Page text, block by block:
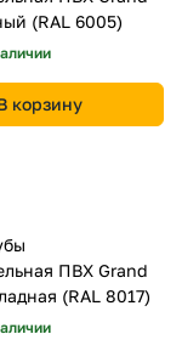
(RAL 6005)
корзину
ПВХ Grand
(RAL 8017)